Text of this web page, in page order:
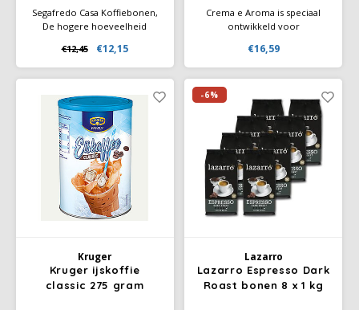
Segafredo Casa Koffiebonen,
De hogere hoeveelheid
cafeïnegehalte en zorgt voor
een romig schuim dat
kenmerkend is voor Italiaanse
espresso. Speciaal gemaakt
om het aroma en de textuur
van espresso.
€12,45 €12,15
Crema e Aroma is speciaal
ontwikkeld voor
zijn naar een volle,
gebalanceerde smaak met
hints van chocolade en een
langdurige crema die elke kop
koffie bijzonder maakt.
€16,59
Kruger
Kruger ijskoffie
classic 275 gram
-6%
Lazarro
Lazarro Espresso Dark
Roast bonen 8 x 1 kg